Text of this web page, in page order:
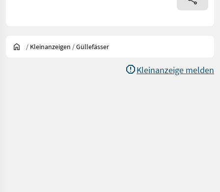
/ Kleinanzeigen /Güllefässer
Kleinanzeige melden